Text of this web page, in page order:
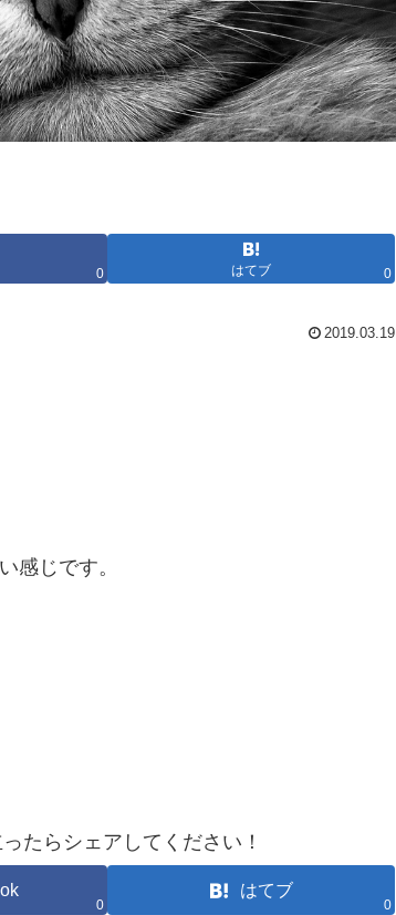
0 はてブ 0
2019.03.19
感じです。
たらシェアしてください！
0
はてブ
0